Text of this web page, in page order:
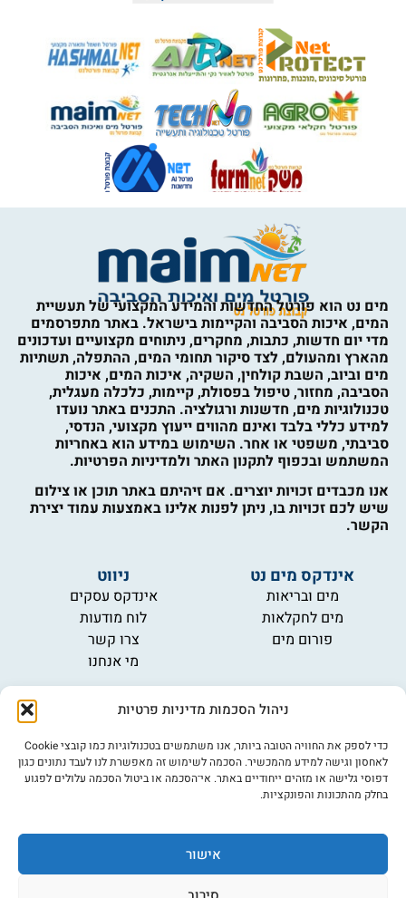
ניהול הסכמות מדיניות פרטיות
כדי לספק את החוויה הטובה ביותר, אנו משתמשים בטכנולוגיות כמו קובצי Cookie
לאחסון וגישה למידע מהמכשיר. הסכמה לשימוש זה מאפשרת לנו לעבד נתונים כגון
דפוסי גלישה או מזהים ייחודיים באתר. אי־הסכמה או ביטול הסכמה עלולים לפגוע
בחלק מהתכונות והפונקציות.
אישור
מים נט הוא פורטל החדשות והמידע המקצועי של תעשיית
המים, איכות הסביבה והקיימות בישראל. באתר מתפרסמים
מדי יום חדשות, כתבות, מחקרים, ניתוחים מקצועיים ועדכונים
מהארץ ומהעולם, לצד סיקור תחומי המים, ההתפלה, תשתיות
מים וביוב, השבת קולחין, השקיה, איכות המים, איכות
הסביבה, מחזור, טיפול בפסולת, קיימות, כלכלה מעגלית,
טכנולוגיות מים, חדשנות ורגולציה. התכנים באתר נועדו
למידע כללי בלבד ואינם מהווים ייעוץ מקצועי, הנדסי,
סביבתי, משפטי או אחר. השימוש במידע הוא באחריות
המשתמש ובכפוף לתקנון האתר ולמדיניות הפרטיות.
אנו מכבדים זכויות יוצרים. אם זיהיתם באתר תוכן או צילום
שיש לכם זכויות בו, ניתן לפנות אלינו באמצעות עמוד יצירת
הקשר.
אינדקס מים נט
מים ובריאות
מים לחקלאות
פורום מים
ניווט
אינדקס עסקים
לוח מודעות
צרו קשר
מי אנחנו
מידע
תקנון
הרשמה לניוזלטר
פרסמו אצלנו
הצהרת נגישות
©כל הזכויות שמורות למים נט (נוסד בשנת 2007) אתר: דיביין